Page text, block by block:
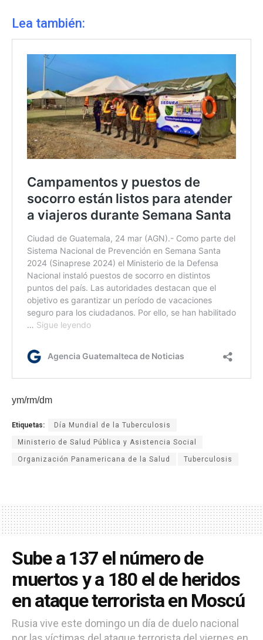
Lea también:
ym/rm/dm
Etiquetas: Día Mundial de la Tuberculosis
Ministerio de Salud Pública y Asistencia Social
Organización Panamericana de la Salud Tuberculosis
Sube a 137 el número de
muertos y a 180 el de heridos
en ataque terrorista en Moscú
Rusia vive este domingo un día de duelo nacional